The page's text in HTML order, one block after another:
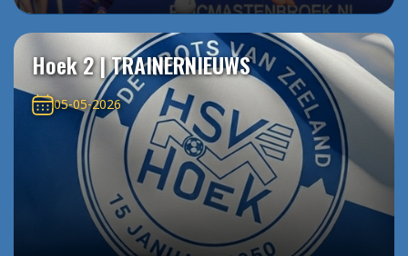
Hoek 2 | TRAINERNIEUWS
05-05-2026